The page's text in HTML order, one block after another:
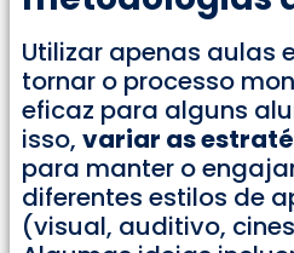
Utilizar apenas aulas
tornar o processo
eficaz para alguns
isso, variar as
para manter o
diferentes estilos de
(visual, auditivo,